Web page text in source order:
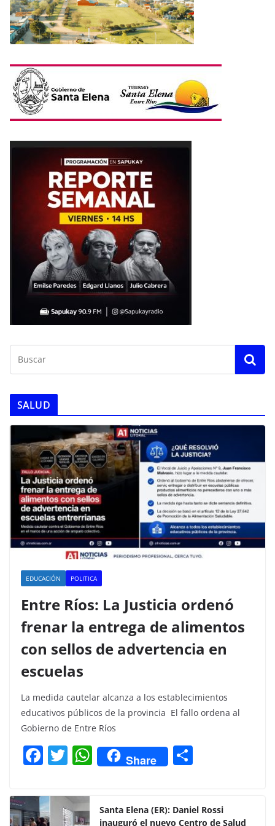
SALUD
EDUCACIÓN POLITICA
Entre Ríos: La Justicia ordenó
frenar la entrega de alimentos
con sellos de advertencia en
escuelas
La medida cautelar alcanza a los establecimientos
educativos públicos de la provincia El fallo ordena al
Gobierno de Entre Ríos
F
c
e
T
itt
er
W
h
s
Share
p
Santa Elena (ER): Daniel Rossi
inauguró el nuevo Centro de Salud